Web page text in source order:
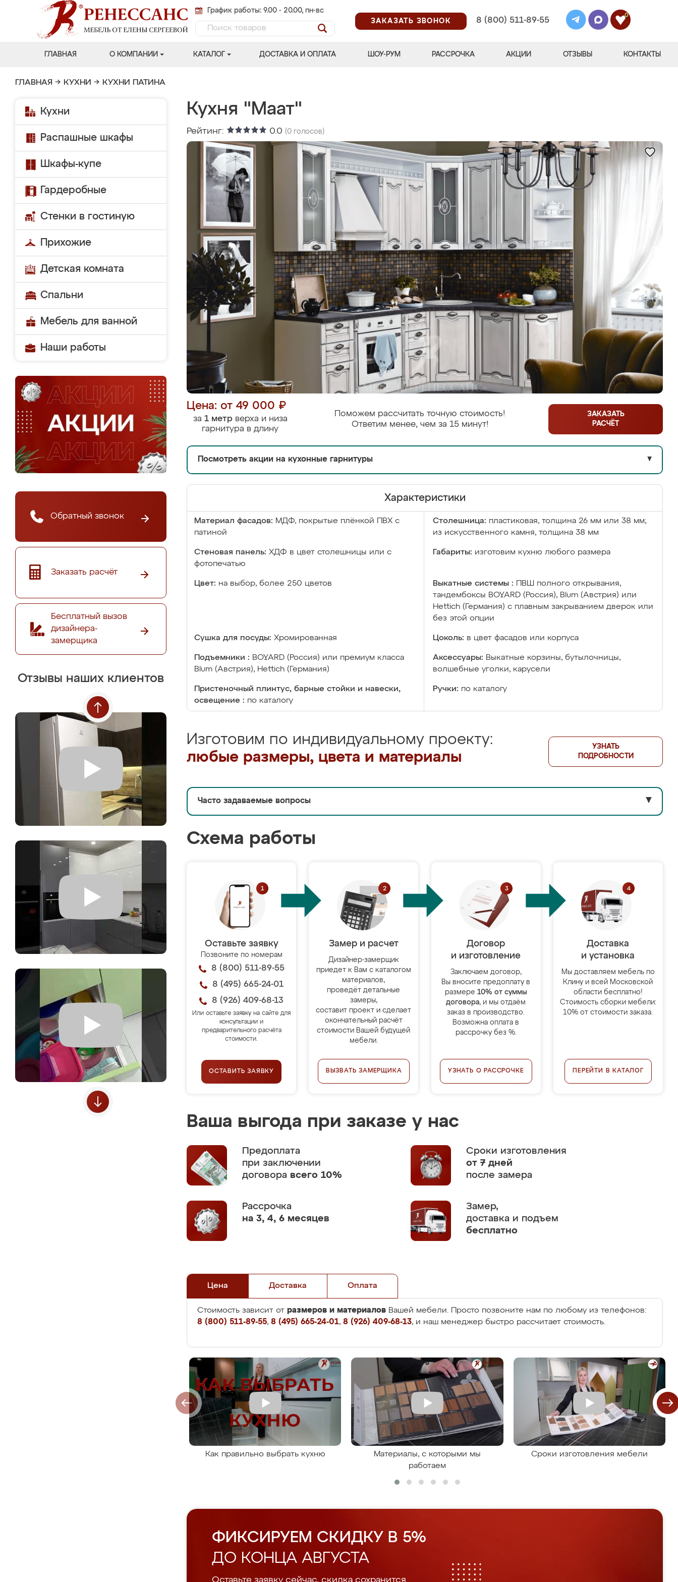
График работы: 9.00 - 20.00, пн-вс
ЗАКАЗАТЬ ЗВОНОК
8 (800) 511-89-55
0
ГЛАВНАЯ О КОМПАНИИ КАТАЛОГ ДОСТАВКА И ОПЛАТА ШОУ-РУМ РАССРОЧКА АКЦИИ ОТЗЫВЫ КОНТАКТЫ
ГЛАВНАЯ → КУХНИ → КУХНИ ПАТИНА
Кухни
Распашные шкафы
Шкафы-купе
Гардеробные
Стенки в гостиную
Прихожие
Детская комната
Спальни
Мебель для ванной
Наши работы
Обратный звонок
Заказать расчёт
Бесплатный вызов
дизайнера-
замерщика
Отзывы наших клиентов
Кухня "Маат"
Рейтинг: 0.0 (0 голосов)
Цена: от 49 000 ₽
за 1 метрверха и низа
гарнитура в длину
Поможем рассчитать точную стоимость!
Ответим менее, чем за 15 минут!
ЗАКАЗАТЬ
РАСЧЁТ
Посмотреть акции на кухонные гарнитуры ▼
Характеристики
Материал фасадов: МДФ, покрытые плёнкой ПВХ с
патиной
Столешница: пластиковая, толщина 26 мм или 38 мм;
из искусственного камня, толщина 38 мм
Стеновая панель: ХДФ в цвет столешницы или с
фотопечатью
Габариты: изготовим кухню любого размера
Цвет: на выбор, более 250 цветов Выкатные системы :
ПВШ полного открывания,
тандембоксы BOYARD (Россия), Blum (Австрия) или
Hettich (Германия) с плавным закрыванием дверок или
без этой опции
Сушка для посуды: Хромированная Цоколь: в цвет фасадов или корпуса
Подъемники : BOYARD (Россия) или премиум класса
Blum (Австрия), Hettich (Германия)
Аксессуары: Выкатные корзины, бутылочницы,
волшебные уголки, карусели
Пристеночный плинтус, барные стойки и навески,
освещение : по каталогу
Ручки: по каталогу
Изготовим по индивидуальному проекту:
любые размеры, цвета и материалы
УЗНАТЬ
ПОДРОБНОСТИ
Часто задаваемые вопросы ▼
Схема работы
Оставьте заявку
Позвоните по номерам
8 (800) 511-89-55
8 (495) 665-24-01
8 (926) 409-68-13
Или оставьте заявку на сайте для
консультации и
предварительного расчёта
стоимости.
ОСТАВИТЬ ЗАЯВКУ
Замер и расчет
Дизайнер-замерщик
приедет к Вам с каталогом
материалов,
проведёт детальные
замеры,
составит проект и сделает
окончательный расчёт
стоимости Вашей будущей
мебели.
ВЫЗВАТЬ ЗАМЕРЩИКА
Договор
и изготовление
Заключаем договор,
Вы вносите предоплату в
размере 10% от суммы
договора, и мы отдаём
заказ в производство.
Возможна оплата в
рассрочку без %.
УЗНАТЬ О РАССРОЧКЕ
Доставка
и установка
Мы доставляем мебель по
Клину и всей Московской
области бесплатно!
Стоимость сборки мебели:
10% от стоимости заказа.
ПЕРЕЙТИ В КАТАЛОГ
Ваша выгода при заказе у нас
Предоплата
при заключении
договора всего 10%
Сроки изготовления
от 7 дней
после замера
Рассрочка
на 3, 4, 6 месяцев
Замер,
доставка и подъем
бесплатно
Цена Доставка Оплата
Стоимость зависит от размеров и материалов Вашей мебели. Просто позвоните нам по любому из телефонов:
8 (800) 511-89-55, 8 (495) 665-24-01, 8 (926) 409-68-13, и наш менеджер быстро рассчитает стоимость.
Как правильно выбрать кухню
Материалы, с которыми мы
работаем
Сроки изготовления мебели
ФИКСИРУЕМ СКИДКУ В 5%
ДО КОНЦА АВГУСТА
Оставьте заявку сейчас, скидка сохранится.